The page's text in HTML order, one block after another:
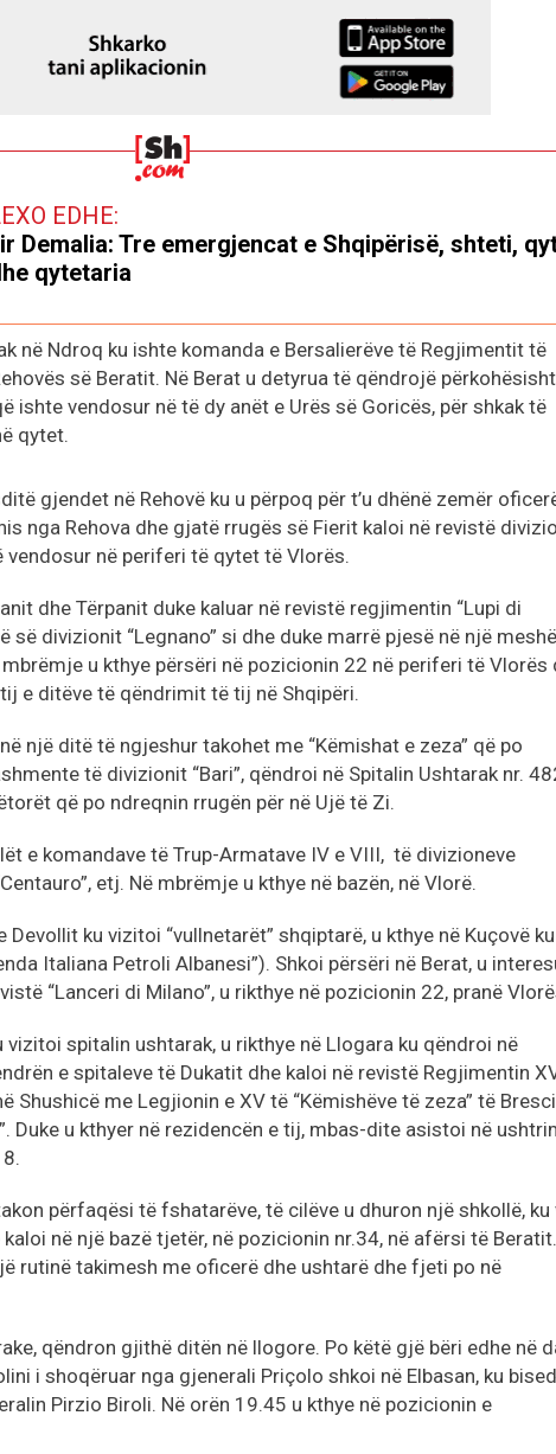
EDHE:
Demalia: Tre emergjencat e Shqipërisë, shteti,
qytetaria
në Ndroq ku ishte komanda e Bersalierëve të Regjimentit të
së Beratit. Në Berat u detyrua të qëndrojë përkohësisht
ishte vendosur në të dy anët e Urës së Goricës, për shkak të
qytet.
gjendet në Rehovë ku u përpoq për t’u dhënë zemër
nga Rehova dhe gjatë rrugës së Fierit kaloi në revistë
vendosur në periferi të qytet të Vlorës.
dhe Tërpanit duke kaluar në revistë regjimentin “Lupi di
së divizionit “Legnano” si dhe duke marrë pjesë në një meshë
u kthye përsëri në pozicionin 22 në periferi të Vlorës
e ditëve të qëndrimit të tij në Shqipëri.
një ditë të ngjeshur takohet me “Këmishat e zeza” që po
të divizionit “Bari”, qëndroi në Spitalin Ushtarak nr.
që po ndreqnin rrugën për në Ujë të Zi.
e komandave të Trup-Armatave IV e VIII, të divizioneve
etj. Në mbrëmje u kthye në bazën, në Vlorë.
ku vizitoi “vullnetarët” shqiptarë, u kthye në Kuçovë ku
Italiana Petroli Albanesi”). Shkoi përsëri në Berat, u
“Lanceri di Milano”, u rikthye në pozicionin 22, pranë
vizitoi spitalin ushtarak, u rikthye në Llogara ku qëndroi në
e spitaleve të Dukatit dhe kaloi në revistë Regjimentin
Shushicë me Legjionin e XV të “Këmishëve të zeza” të
Duke u kthyer në rezidencën e tij, mbas-dite asistoi në
përfaqësi të fshatarëve, të cilëve u dhuron një shkollë, ku
në një bazë tjetër, në pozicionin nr.34, në afërsi të
rutinë takimesh me oficerë dhe ushtarë dhe fjeti po në
qëndron gjithë ditën në llogore. Po këtë gjë bëri edhe në
i shoqëruar nga gjenerali Priçolo shkoi në Elbasan, ku
Pirzio Biroli. Në orën 19.45 u kthye në pozicionin e